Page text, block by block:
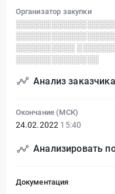
Организатор закупки
░░░░░░░░░░
░░░░░░░░░░░░░░
Анализ заказчика
Окончание (МСК)
24.02.2022 15:40
Анализировать
Документация